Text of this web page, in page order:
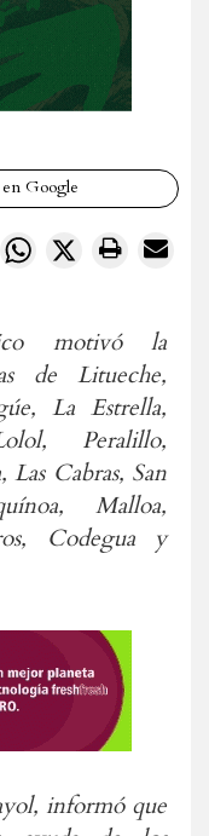
Google
LinkedInWhatsApp
X
motivó la
de Litueche,
La Estrella,
Peralillo,
Cabras, San
Malloa,
Codegua y
informó que